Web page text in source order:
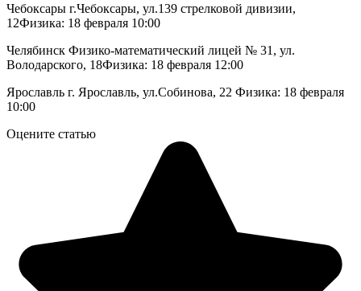
Чебоксары г.Чебоксары, ул.139 стрелковой дивизии,
12Физика: 18 февраля 10:00
Челябинск Физико-математический лицей № 31, ул.
Володарского, 18Физика: 18 февраля 12:00
Ярославль г. Ярославль, ул.Собинова, 22 Физика: 18 февраля
10:00
Оцените статью